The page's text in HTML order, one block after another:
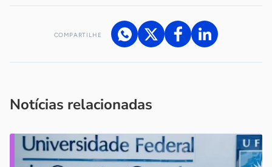
COMPARTILHE
Notícias relacionadas